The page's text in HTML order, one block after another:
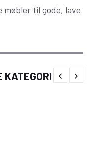
til gode, lave
KATEGORI
jul med klassisk
& Søn